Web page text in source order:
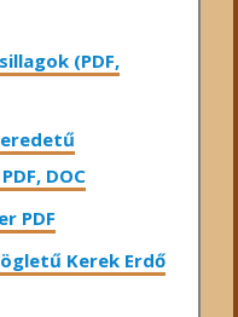
(PDF,
eredetű
DOC
PDF
Kerek Erdő